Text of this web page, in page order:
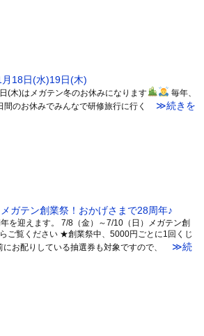
18日(水)19日(木)
(木)はメガテン冬のお休みになります
毎年、
のお休みでみんなで研修旅行に行く
≫続きを
ガテン創業祭！おかげさまで28周年♪
を迎えます。 7/8（金）～7/10（日）メガテン創
ご覧ください ★創業祭中、5000円ごとに1回くじ
お配りしている抽選券も対象ですので、
≫続